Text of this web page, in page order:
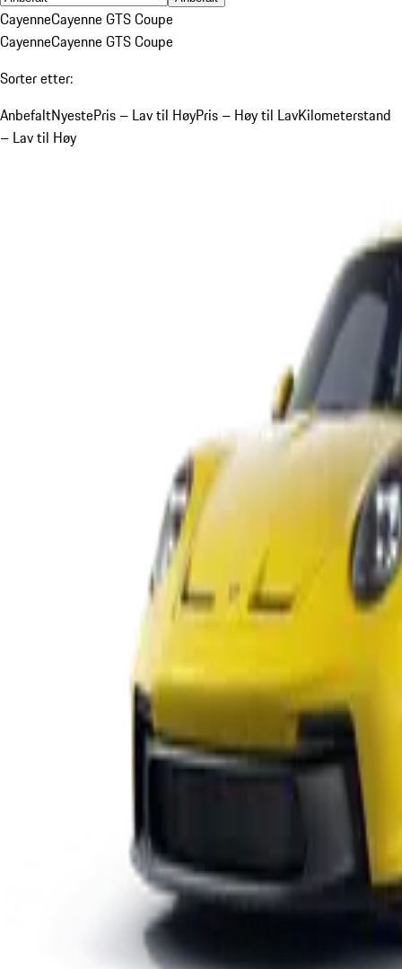
CayenneCayenne GTS Coupe
CayenneCayenne GTS Coupe
Sorter etter:
AnbefaltNyestePris – Lav til HøyPris – Høy til LavKilometerstand
– Lav til Høy